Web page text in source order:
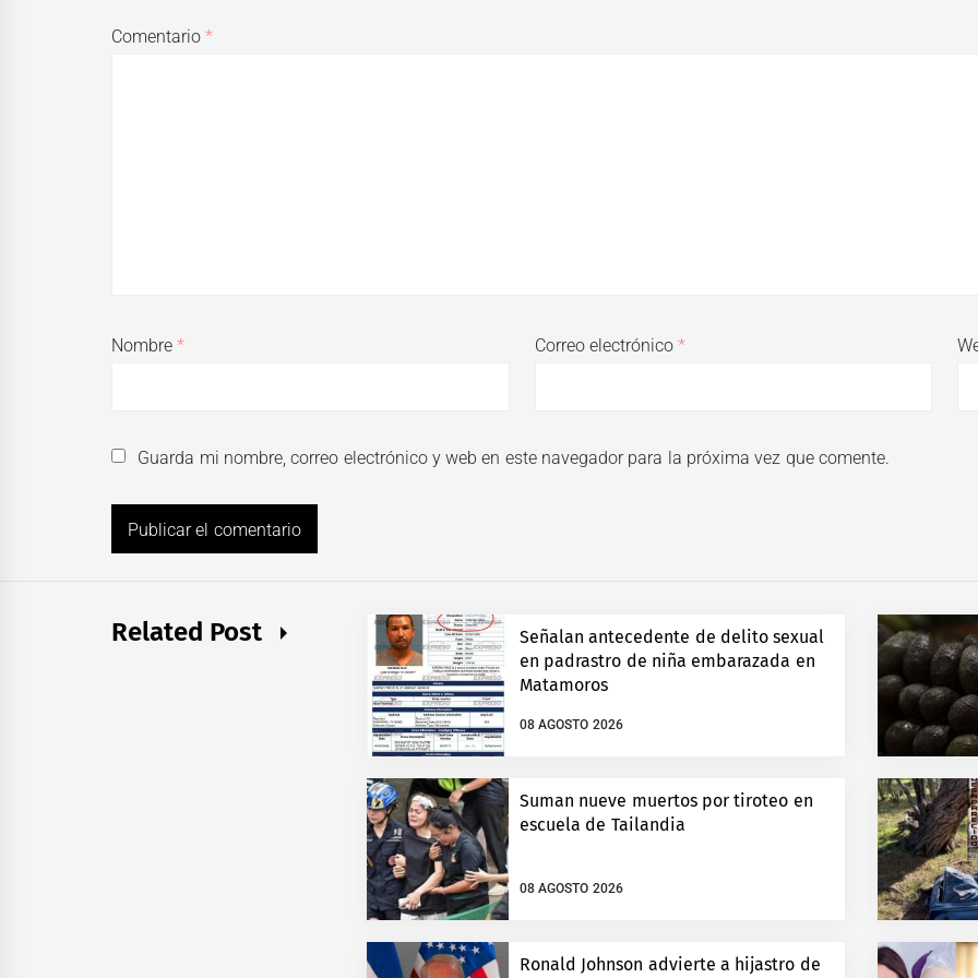
Comentario*
Nombre* Correo electrónico*
Guarda mi nombre, correo electrónico y web en este navegador para la próxima vez que comente.
Related Post
Señalan antecedente de delito sexual
en padrastro de niña embarazada en
Matamoros
08 AGOSTO 2026
Suman nueve muertos por tiroteo en
escuela de Tailandia
08 AGOSTO 2026
Ronald Johnson advierte a hijastro de